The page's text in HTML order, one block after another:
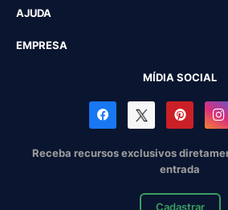
AJUDA
EMPRESA
MÍDIA SOCIAL
Receba recursos exclusivos
entrada
Cadastrar